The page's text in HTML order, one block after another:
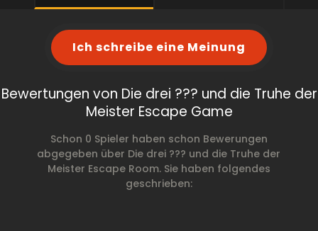
Ich schreibe eine Meinung
Bewertungen von Die drei ??? und die Truhe der
Meister Escape Game
Schon 0 Spieler haben schon Bewerungen
abgegeben über Die drei ??? und die Truhe der
Meister Escape Room. Sie haben folgendes
geschrieben: